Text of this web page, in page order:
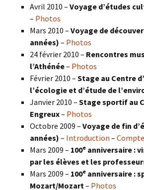
Avril 2010 – Voyage d’études
– Photos
Mars 2010 – Voyage de
années) – Photos
24 février 2010 – Rencontres
l’Athénée– Photos
Février 2010 – Stage au Centre
l’écologie et d’étude de
Janvier 2010 – Stage sportif au
Engreux– Photos
Octobre 2009 – Voyage de fin
années) – Introduction –
Mars 2009 – 100e anniversaire :
par les élèves et les
Mars 2009 – 100e anniversaire :
Mozart/Mozart – Photos